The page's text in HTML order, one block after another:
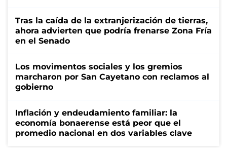
Tras la caída de la extranjerización de tierras,
ahora advierten que podría frenarse Zona Fría
en el Senado
Los movimentos sociales y los gremios
marcharon por San Cayetano con reclamos al
gobierno
Inflación y endeudamiento familiar: la
economía bonaerense está peor que el
promedio nacional en dos variables clave